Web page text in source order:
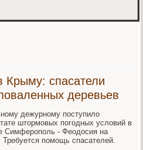
Крыму: спасатели
деревьев
дежурному поступило
штормовых погодных условий в
Симферополь - Феодосия на
помощь спасателей.